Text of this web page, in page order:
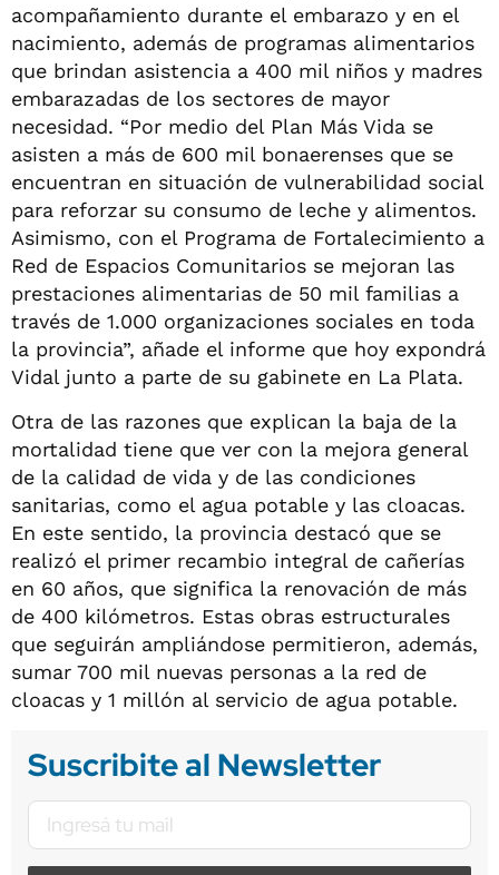
acompañamiento durante el embarazo y en el
nacimiento, además de programas alimentarios
que brindan asistencia a 400 mil niños y madres
embarazadas de los sectores de mayor
necesidad. “Por medio del Plan Más Vida se
asisten a más de 600 mil bonaerenses que se
encuentran en situación de vulnerabilidad social
para reforzar su consumo de leche y alimentos.
Asimismo, con el Programa de Fortalecimiento a
Red de Espacios Comunitarios se mejoran las
prestaciones alimentarias de 50 mil familias a
través de 1.000 organizaciones sociales en toda
la provincia”, añade el informe que hoy expondrá
Vidal junto a parte de su gabinete en La Plata.
Otra de las razones que explican la baja de la
mortalidad tiene que ver con la mejora general
de la calidad de vida y de las condiciones
sanitarias, como el agua potable y las cloacas.
En este sentido, la provincia destacó que se
realizó el primer recambio integral de cañerías
en 60 años, que significa la renovación de más
de 400 kilómetros. Estas obras estructurales
que seguirán ampliándose permitieron, además,
sumar 700 mil nuevas personas a la red de
cloacas y 1 millón al servicio de agua potable.
Suscribite al Newsletter